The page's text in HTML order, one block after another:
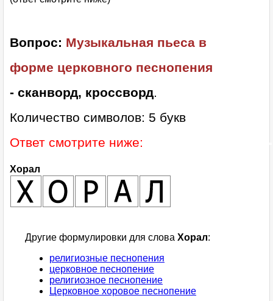
Вопрос: Музыкальная пьеса в
форме церковного песнопения
- сканворд, кроссворд.
Количество символов: 5 букв
Ответ смотрите ниже:
Хорал
Другие формулировки для слова Хорал:
религиозные песнопения
церковное песнопение
религиозное песнопение
Церковное хоровое песнопение